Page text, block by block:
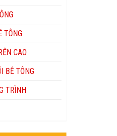
TÔNG
CAO
BÊ TÔNG
TRÌNH